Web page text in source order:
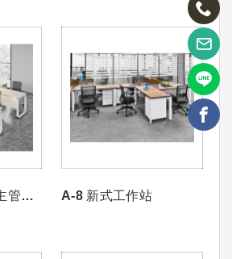
A-8 新式工作站